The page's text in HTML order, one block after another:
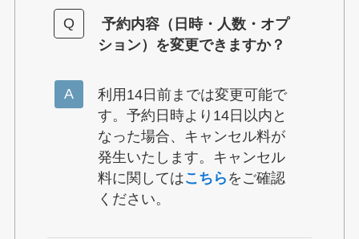
予約内容（日時・人数・オプ
ション）を変更できますか？
利用14日前までは変更可能で
す。予約日時より14日以内と
なった場合、キャンセル料が
発生いたします。キャンセル
料に関してはこちら をご確認
ください。